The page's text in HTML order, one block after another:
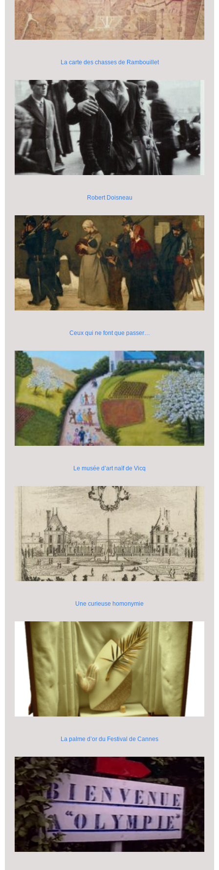
La carte des chasses de Rambouillet
Robert Doisneau
Ceux qui ne font que passer…
Le musée d’art naïf de Vicq
Une curieuse homonymie
La palme d’or du Festival de Cannes